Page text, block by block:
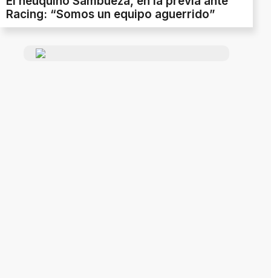
Racing: “Somos un equipo aguerrido”